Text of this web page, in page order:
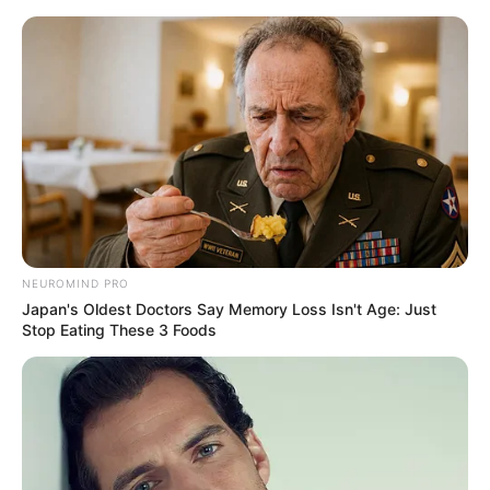
au
AU PETIT PARIEUR
Pronostic Gratuit du Tiercé Quinté PMU du jour
Menu
NEUROMIND PRO
Japan's Oldest Doctors Say Memory Loss Isn't Age: Just
Stop Eating These 3 Foods